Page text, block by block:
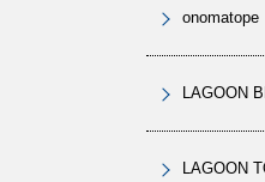
onomatope
LAGOON
LAGOON